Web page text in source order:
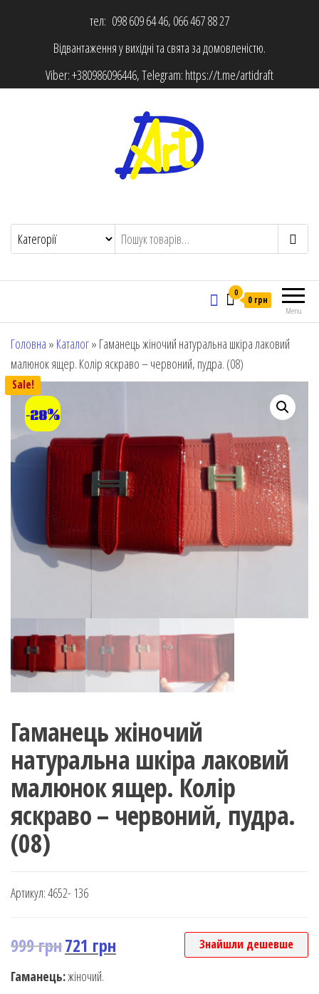
тел: 098 609 64 46, 066 467 88 27
Відвантаження у вихідні та свята за домовленістю.
Viber:+380986096446, Telegram: https://t.me/artidraft
Menu
0
0 грн
Головна » Каталог» Гаманець жіночий натуральна шкіра лаковий
малюнок ящер. Колір яскраво – червоний, пудра. (08)
Sale!
-28%
Гаманець жіночий
натуральна шкіра лаковий
малюнок ящер. Колір
яскраво – червоний, пудра.
(08)
Артикул:4652- 136
999грн721 грн Знайшли дешевше
Гаманець:жіночий.